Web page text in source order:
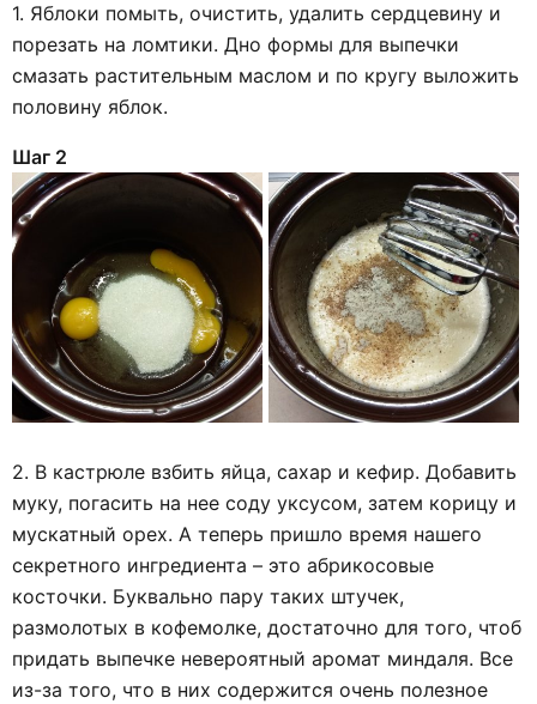
1. Яблоки помыть, очистить, удалить сердцевину и
порезать на ломтики. Дно формы для выпечки
смазать растительным маслом и по кругу выложить
половину яблок.
Шаг 2
2. В кастрюле взбить яйца, сахар и кефир. Добавить
муку, погасить на нее соду уксусом, затем корицу и
мускатный орех. А теперь пришло время нашего
секретного ингредиента – это абрикосовые
косточки. Буквально пару таких штучек,
размолотых в кофемолке, достаточно для того, чтоб
придать выпечке невероятный аромат миндаля. Все
из-за того, что в них содержится очень полезное